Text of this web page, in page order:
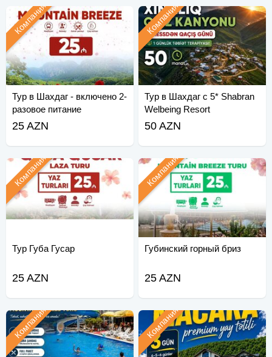
Тур в Шахдаг - включено 2-
разовое питание
Компания
25 AZN
Тур в Шахдаг с 5* Shabran
Welbeing Resort
Компания
50 AZN
Тур Губа Гусар
Компания
25 AZN
Губинский горный бриз
Компания
25 AZN
Компания Компания